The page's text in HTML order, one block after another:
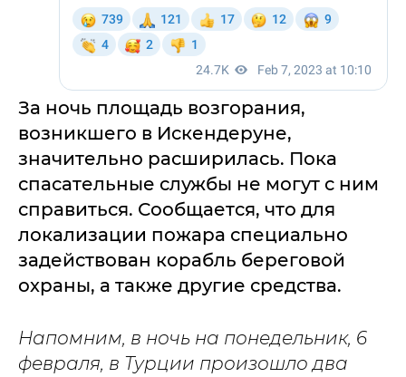
За ночь площадь возгорания,
возникшего в Искендеруне,
значительно расширилась. Пока
спасательные службы не могут с ним
справиться. Сообщается, что для
локализации пожара специально
задействован корабль береговой
охраны, а также другие средства.
Напомним, в ночь на понедельник, 6
февраля, в Турции произошло два